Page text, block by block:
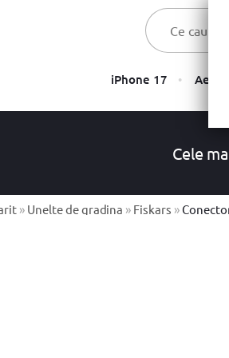
Gaming
iPhone 17 Aer
Cele
» Unelte de gradina » Fiskars »Conector